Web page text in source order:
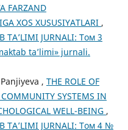
FARZAND
XOS XUSUSIYATLARI ,
TA’LIMI JURNALI: Том 3
ta’limi» jurnali.
, THE ROLE OF
SYSTEMS IN
WELL-BEING ,
TA’LIMI JURNALI: Том 4 №